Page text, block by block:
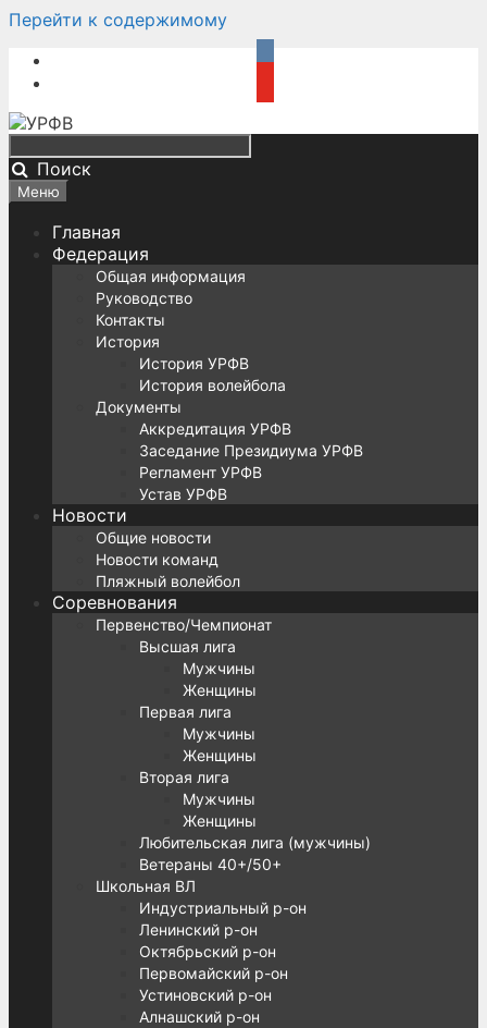
Перейти к содержимому
Поиск
Меню
Главная
Федерация
Общая информация
Руководство
Контакты
История
История УРФВ
История волейбола
Документы
Аккредитация УРФВ
Заседание Президиума УРФВ
Регламент УРФВ
Устав УРФВ
Новости
Общие новости
Новости команд
Пляжный волейбол
Соревнования
Первенство/Чемпионат
Высшая лига
Мужчины
Женщины
Первая лига
Мужчины
Женщины
Вторая лига
Мужчины
Женщины
Любительская лига (мужчины)
Ветераны 40+/50+
Школьная ВЛ
Индустриальный р-он
Ленинский р-он
Октябрьский р-он
Первомайский р-он
Устиновский р-он
Алнашский р-он